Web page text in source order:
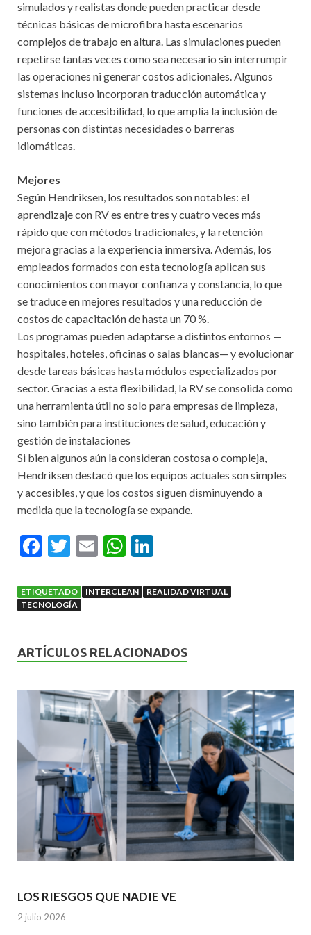
simulados y realistas donde pueden practicar desde
técnicas básicas de microfibra hasta escenarios
complejos de trabajo en altura. Las simulaciones pueden
repetirse tantas veces como sea necesario sin interrumpir
las operaciones ni generar costos adicionales. Algunos
sistemas incluso incorporan traducción automática y
funciones de accesibilidad, lo que amplía la inclusión de
personas con distintas necesidades o barreras
idiomáticas.
Mejores
Según Hendriksen, los resultados son notables: el
aprendizaje con RV es entre tres y cuatro veces más
rápido que con métodos tradicionales, y la retención
mejora gracias a la experiencia inmersiva. Además, los
empleados formados con esta tecnología aplican sus
conocimientos con mayor confianza y constancia, lo que
se traduce en mejores resultados y una reducción de
costos de capacitación de hasta un 70 %.
Los programas pueden adaptarse a distintos entornos —
hospitales, hoteles, oficinas o salas blancas— y evolucionar
desde tareas básicas hasta módulos especializados por
sector. Gracias a esta flexibilidad, la RV se consolida como
una herramienta útil no solo para empresas de limpieza,
sino también para instituciones de salud, educación y
gestión de instalaciones
Si bien algunos aún la consideran costosa o compleja,
Hendriksen destacó que los equipos actuales son simples
y accesibles, y que los costos siguen disminuyendo a
medida que la tecnología se expande.
F
e
b
o
T
itt
er
E
ai
W
at
p
ke
ETIQUETADO INTERCLEAN
REALIDAD VIRTUAL
TECNOLOGÍA
ARTÍCULOS RELACIONADOS
LOS RIESGOS QUE NADIE VE
2 julio 2026